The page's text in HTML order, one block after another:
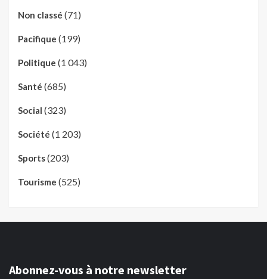
Non classé (71)
Pacifique (199)
Politique (1 043)
Santé (685)
Social (323)
Société (1 203)
Sports(203)
Tourisme (525)
Abonnez-vous à notre newsletter